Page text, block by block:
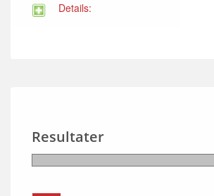
Details:
Resultater